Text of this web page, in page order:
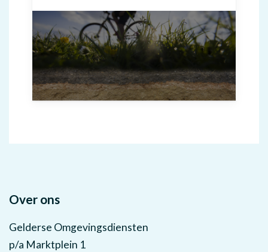
Over ons
Gelderse Omgevingsdiensten
p/a Marktplein 1